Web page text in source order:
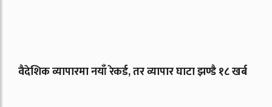
वैदेशिक व्यापारमा नयाँ रेकर्ड, तर व्यापार घाटा झण्डै १८ खर्ब